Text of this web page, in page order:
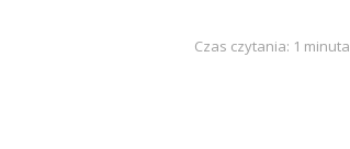
Czas czytania: 1 minuta